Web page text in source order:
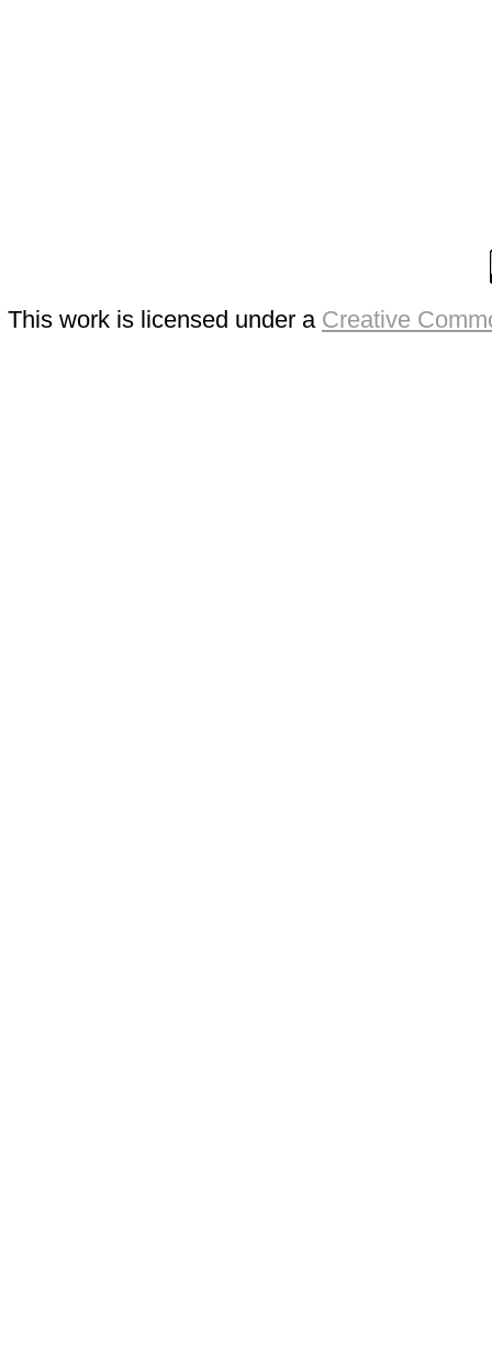
This work is licensed under a Creative